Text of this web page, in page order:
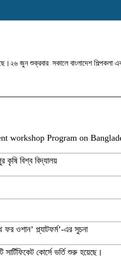
জুন শুক্রবার সকালে বাংলাদেশ শিল্পকলা
workshop Program on
কৃষি বিশ্ব বিদ্যালয়
ওশান’ প্ল্যাটফর্ম’-এর সুচনা
সার্টিফিকেট কোর্সে ভর্তি শুরু হয়েছে।